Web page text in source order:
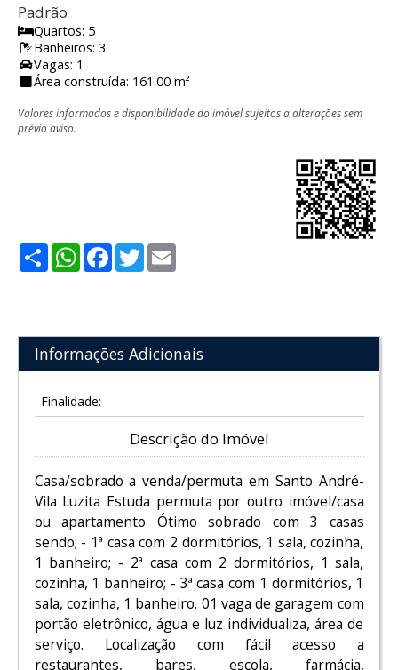
Padrão
Quartos: 5
Banheiros: 3
Vagas: 1
Área construída: 161.00 m²
Valores informados e disponibilidade do imóvel sujeitos a alterações sem
prévio aviso.
ShareWhatsApp
Facebook
Twitter
Informações Adicionais
Finalidade:
Descrição do Imóvel
Casa/sobrado a venda/permuta em Santo André-
Vila Luzita Estuda permuta por outro imóvel/casa
ou apartamento Ótimo sobrado com 3 casas
sendo; - 1ª casa com 2 dormitórios, 1 sala, cozinha,
1 banheiro; - 2ª casa com 2 dormitórios, 1 sala,
cozinha, 1 banheiro; - 3ª casa com 1 dormitórios, 1
sala, cozinha, 1 banheiro. 01 vaga de garagem com
portão eletrônico, água e luz individualiza, área de
serviço. Localização com fácil acesso a
restaurantes, bares, escola, farmácia,